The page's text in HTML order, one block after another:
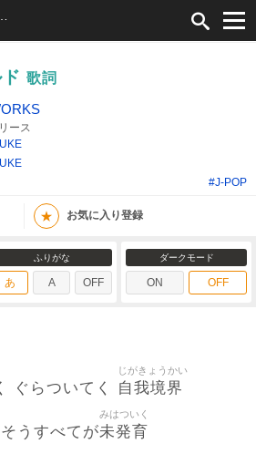
歌詞
ース
#J-POP
★ お気に入り登録
ふりがな
あ A OFF
ダークモード
ON OFF
ぐらついてく 自我境界
じがきょうかい
うすべてが未発育
みはついく